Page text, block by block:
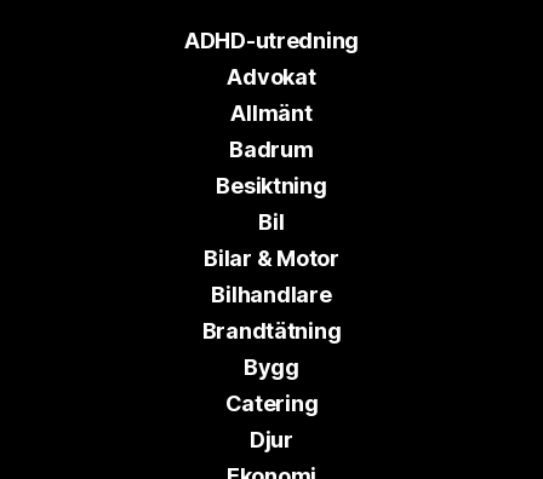
ADHD-utredning
Advokat
Allmänt
Badrum
Besiktning
Bil
Bilar & Motor
Bilhandlare
Brandtätning
Bygg
Catering
Djur